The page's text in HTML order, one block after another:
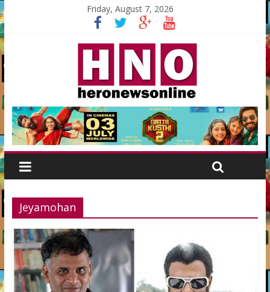
Friday, August 7, 2026
Jeyamohan